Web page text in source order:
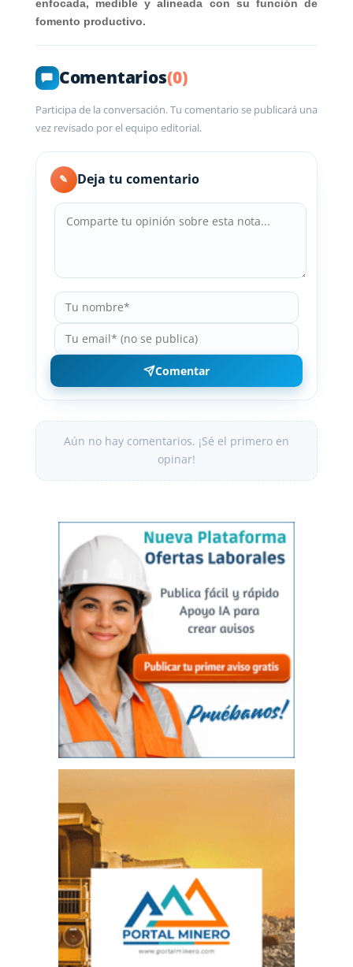
enfocada, medible y alineada con su función de
fomento productivo.
Comentarios(0)
Participa de la conversación. Tu comentario se publicará una
vez revisado por el equipo editorial.
✎ Deja tu comentario
Comentar
Aún no hay comentarios. ¡Sé el primero en
opinar!